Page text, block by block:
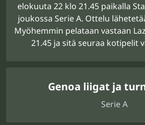
elokuuta 22 klo 21.45 paikalla
joukossa Serie A. Ottelu
Myöhemmin pelataan vastaan
21.45 ja sitä seuraa kotipelit
Genoa liigat ja
Serie A